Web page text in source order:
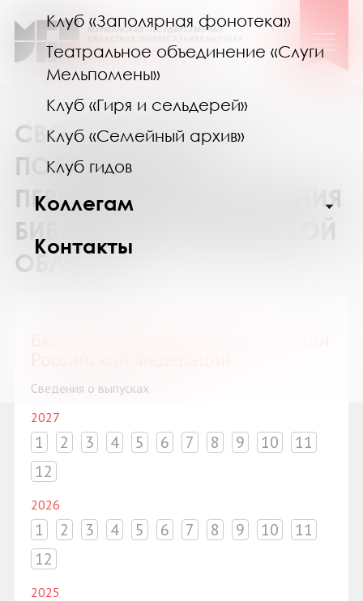
Клуб «Заполярная фонотека»
Театральное объединение «Слуги
Мельпомены»
Клуб «Гиря и сельдерей»
Клуб «Семейный архив»
Клуб гидов
Коллегам
Контакты
СВОДНЫЙ КАТАЛОГ
ПОДПИСКИ НА
ПЕРИОДИЧЕСКИЕ ИЗДАНИЯ
БИБЛИОТЕК МУРМАНСКОЙ
ОБЛАСТИ
Российской Федерации
Сведения о выпусках
2027
1 2 3 4 5 6 7 8 9 10
11
12
2026
1 2 3 4 5 6 7 8 9 10
11
12
2025